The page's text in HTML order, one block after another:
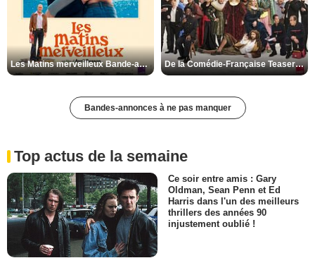
Les Matins merveilleux Bande-annonce VF De la Comédie-Française Teaser VF
Bandes-annonces à ne pas manquer
Top actus de la semaine
Ce soir entre amis : Gary
Oldman, Sean Penn et Ed
Harris dans l'un des meilleurs
thrillers des années 90
injustement oublié !